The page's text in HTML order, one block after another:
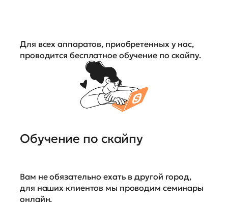
Для всех аппаратов, приобретенных у нас,
проводится бесплатное обучение по скайпу.
Обучение по скайпу
Вам не обязательно ехать в другой город,
для наших клиентов мы проводим семинары
онлайн.